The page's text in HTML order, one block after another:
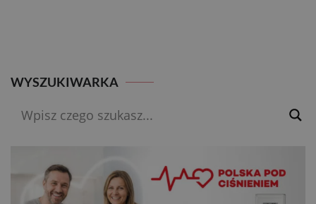
WYSZUKIWARKA